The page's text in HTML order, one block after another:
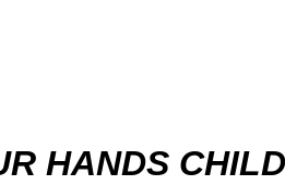
HANDS